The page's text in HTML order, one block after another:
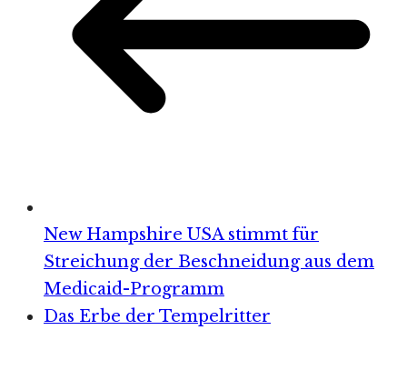
New Hampshire USA stimmt für
Streichung der Beschneidung aus dem
Medicaid-Programm
Das Erbe der Tempelritter